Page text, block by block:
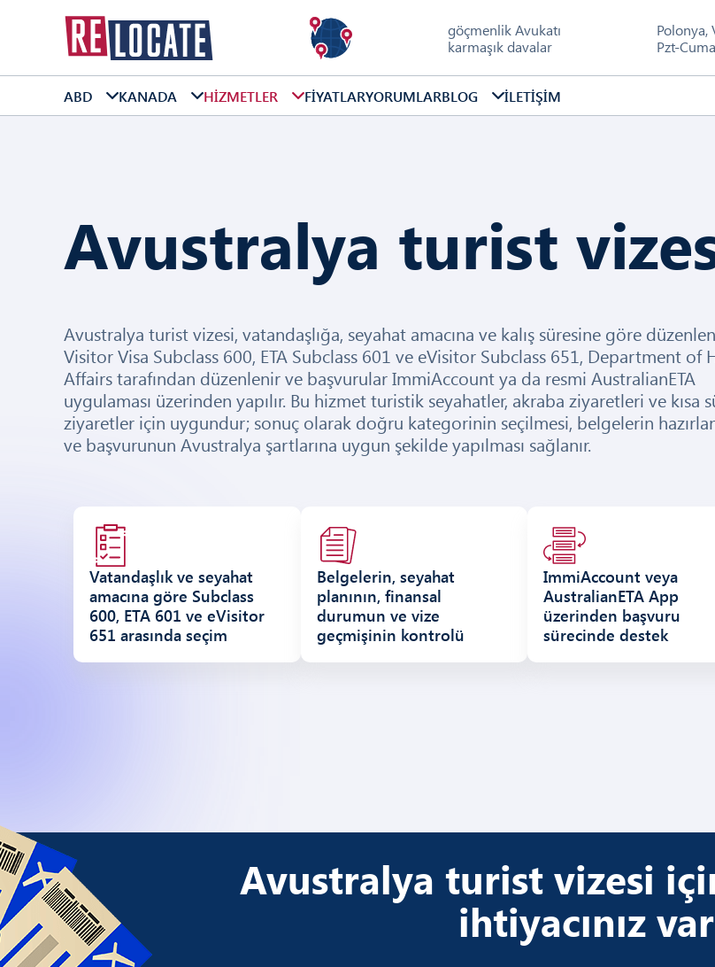
göçmenlik Avukatı
karmaşık davalar
Polonya,
Pzt-
ABD KANADA HIZMETLER FIYATLARYORUMLARBLOG İLETIŞIM
Avustralya turist
Avustralya turist vizesi, vatandaşlığa, seyahat amacına ve kalış süresine göre
Visitor Visa Subclass 600, ETA Subclass 601 ve eVisitor Subclass 651, Department of
Affairs tarafından düzenlenir ve başvurular ImmiAccount ya da resmi AustralianETA
uygulaması üzerinden yapılır. Bu hizmet turistik seyahatler, akraba ziyaretleri ve kısa
ziyaretler için uygundur; sonuç olarak doğru kategorinin seçilmesi, belgelerin
ve başvurunun Avustralya şartlarına uygun şekilde yapılması sağlanır.
Vatandaşlık ve seyahat
amacına göre Subclass
600, ETA 601 ve eVisitor
651 arasında seçim
Belgelerin, seyahat
planının, finansal
durumun ve vize
geçmişinin kontrolü
ImmiAccount veya
AustralianETA App
üzerinden başvuru
sürecinde destek
Avustralya turist vizesi
ihtiyacınız